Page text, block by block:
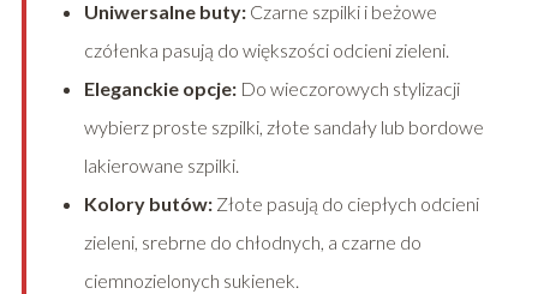
Uniwersalne buty:Czarne szpilki i beżowe
czółenka pasują do większości odcieni zieleni.
Eleganckie opcje:Do wieczorowych stylizacji
wybierz proste szpilki, złote sandały lub bordowe
lakierowane szpilki.
Kolory butów:Złote pasują do ciepłych odcieni
zieleni, srebrne do chłodnych, a czarne do
ciemnozielonych sukienek.